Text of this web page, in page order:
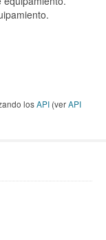
losAPI (verAPI